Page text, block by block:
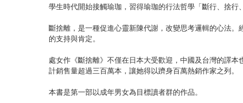
學生時代開始接觸瑜珈，習得瑜珈的行法哲學「斷行、捨
斷捨離，是一種促進心靈新陳代謝，改變思考邏輯的心法
的支持與肯定。
處女作《斷捨離》不僅在日本大受歡迎，中國及台灣的譯
計銷售量超過三百萬本，讓她得以躋身百萬熱銷作家之列。
本書是第一部以成年男女為目標讀者群的作品。